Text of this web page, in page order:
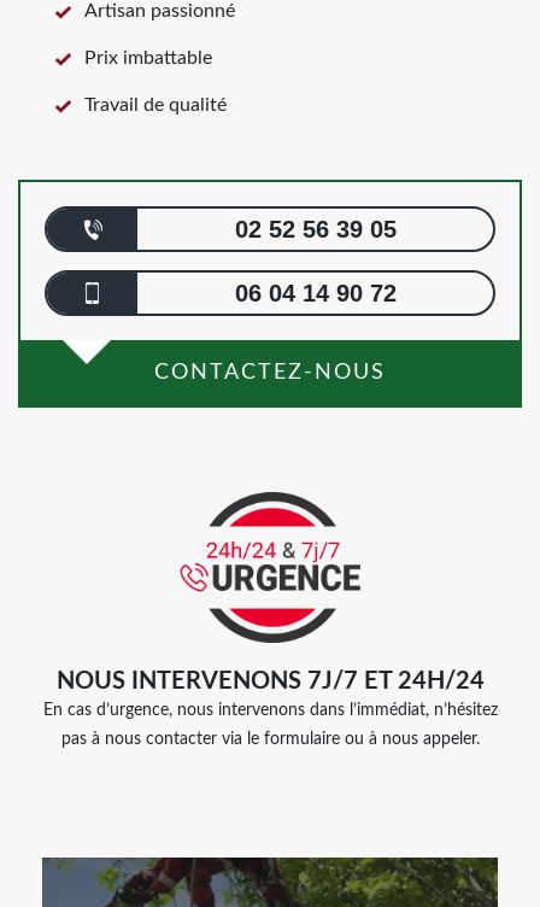
Artisan passionné
Prix imbattable
Travail de qualité
02 52 56 39 05
06 04 14 90 72
CONTACTEZ-NOUS
NOUS INTERVENONS 7J/7 ET 24H/24
En cas d’urgence, nous intervenons dans l’immédiat, n’hésitez
pas à nous contacter via le formulaire ou à nous appeler.